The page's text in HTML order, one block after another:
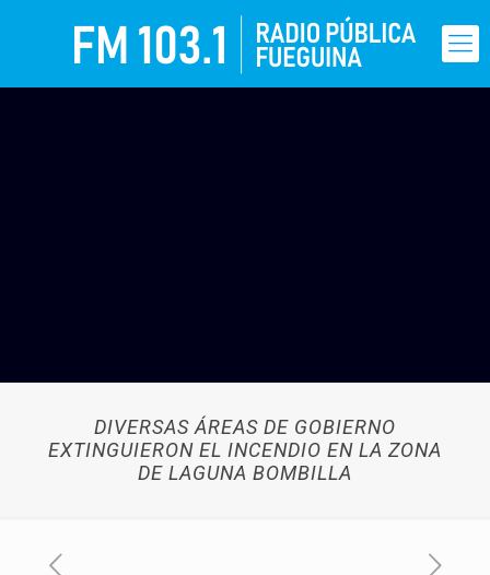
DIVERSAS ÁREAS DE GOBIERNO
EXTINGUIERON EL INCENDIO EN LA ZONA
DE LAGUNA BOMBILLA